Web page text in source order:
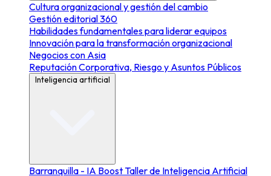
Cultura organizacional y gestión del cambio
Gestión editorial 360
Habilidades fundamentales para liderar equipos
Innovación para la transformación organizacional
Negocios con Asia
Reputación Corporativa, Riesgo y Asuntos Públicos
Inteligencia artificial
Barranquilla - IA Boost Taller de Inteligencia Artificial